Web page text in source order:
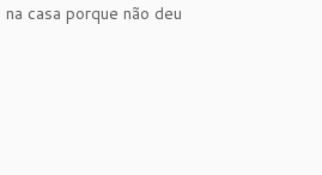
casa porque não deu